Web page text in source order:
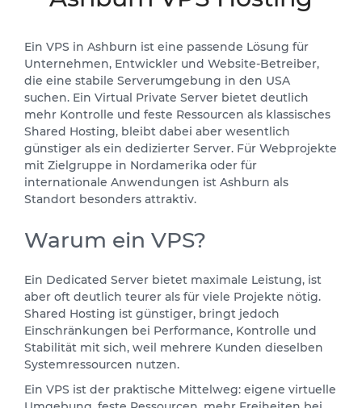
Ein VPS in Ashburn ist eine passende Lösung für
Unternehmen, Entwickler und Website-Betreiber,
die eine stabile Serverumgebung in den USA
suchen. Ein Virtual Private Server bietet deutlich
mehr Kontrolle und feste Ressourcen als klassisches
Shared Hosting, bleibt dabei aber wesentlich
günstiger als ein dedizierter Server. Für Webprojekte
mit Zielgruppe in Nordamerika oder für
internationale Anwendungen ist Ashburn als
Standort besonders attraktiv.
Warum ein VPS?
Ein Dedicated Server bietet maximale Leistung, ist
aber oft deutlich teurer als für viele Projekte nötig.
Shared Hosting ist günstiger, bringt jedoch
Einschränkungen bei Performance, Kontrolle und
Stabilität mit sich, weil mehrere Kunden dieselben
Systemressourcen nutzen.
Ein VPS ist der praktische Mittelweg: eigene virtuelle